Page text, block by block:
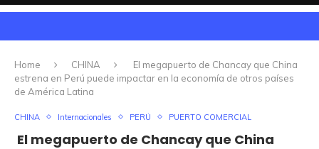
Home CHINA
El megapuerto de Chancay que China
estrena en Perú puede impactar en la economía de otros países
de América Latina
CHINA Internacionales PERÚ PUERTO COMERCIAL
El megapuerto de Chancay que China